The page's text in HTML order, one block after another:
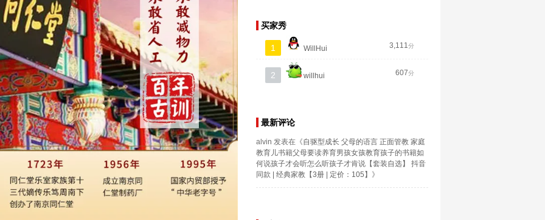
买家秀
1 WillHui 3,111分
2 willhui 607分
最新评论
alvin 发表在《自驱型成长 父母的语言 正面管教 家庭
教育儿书籍父母要读养育男孩女孩教育孩子的书籍如
何说孩子才会听怎么听孩子才肯说【套装自选】 抖音
同款 | 经典家教【3册 | 定价：105】 》